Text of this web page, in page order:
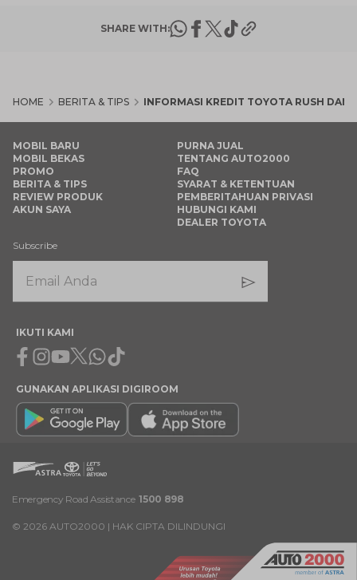
SHARE WITH:
HOME BERITA & TIPS INFORMASI KREDIT TOYOTA RUSH DAN
MOBIL BARU
MOBIL BEKAS
PROMO
BERITA & TIPS
REVIEW PRODUK
AKUN SAYA
PURNA JUAL
TENTANG AUTO2000
FAQ
SYARAT & KETENTUAN
PEMBERITAHUAN PRIVASI
HUBUNGI KAMI
DEALER TOYOTA
Subscribe
IKUTI KAMI
Facebook
Instagram
Youtube
X Whatsapp
Tiktok
GUNAKAN APLIKASI DIGIROOM
Emergency Road Assistance 1500 898
© 2026 AUTO2000 | HAK CIPTA DILINDUNGI